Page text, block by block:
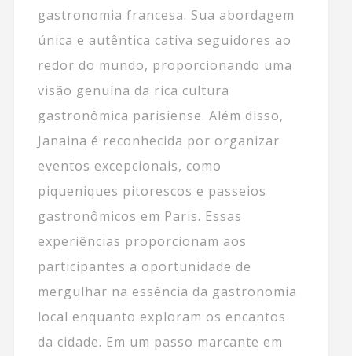
gastronomia francesa. Sua abordagem
única e autêntica cativa seguidores ao
redor do mundo, proporcionando uma
visão genuína da rica cultura
gastronômica parisiense. Além disso,
Janaina é reconhecida por organizar
eventos excepcionais, como
piqueniques pitorescos e passeios
gastronômicos em Paris. Essas
experiências proporcionam aos
participantes a oportunidade de
mergulhar na essência da gastronomia
local enquanto exploram os encantos
da cidade. Em um passo marcante em